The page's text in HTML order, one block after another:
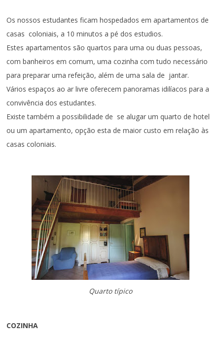
Os nossos estudantes ficam hospedados em apartamentos de
casas coloniais, a 10 minutos a pé dos estudios.
Estes apartamentos são quartos para uma ou duas pessoas,
com banheiros em comum, uma cozinha com tudo necessário
para preparar uma refeição, além de uma sala de jantar.
Vários espaços ao ar livre oferecem panoramas idilíacos para a
convivência dos estudantes.
Existe também a possibilidade de se alugar um quarto de hotel
ou um apartamento, opção esta de maior custo em relação às
casas coloniais.
Quarto típico
COZINHA